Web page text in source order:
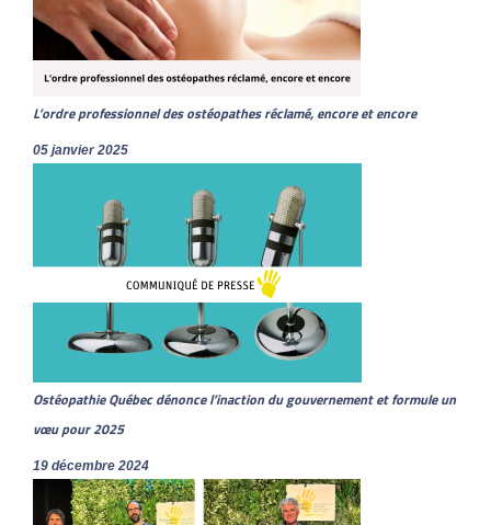
L’ordre professionnel des ostéopathes réclamé, encore et encore
05 janvier 2025
Ostéopathie Québec dénonce l’inaction du gouvernement et formule un
vœu pour 2025
19 décembre 2024